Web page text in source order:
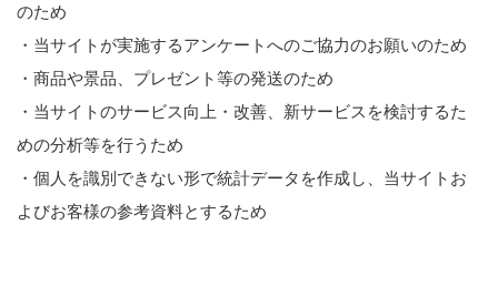
のため
・当サイトが実施するアンケートへのご協力のお願いのため
・商品や景品、プレゼント等の発送のため
・当サイトのサービス向上・改善、新サービスを検討するた
めの分析等を行うため
・個人を識別できない形で統計データを作成し、当サイトお
よびお客様の参考資料とするため